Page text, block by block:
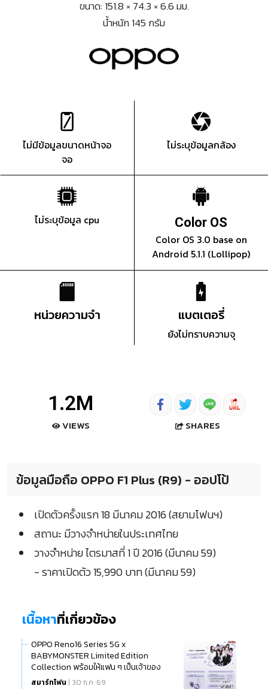
ขนาด: 151.8 × 74.3 × 6.6 มม.
น้ำหนัก 145 กรัม
ไม่มีข้อมูลขนาดหน้าจอ
จอ
ไม่ระบุข้อมูลกล้อง
ไม่ระบุข้อมูล cpu Color OS
Color OS 3.0 base on
Android 5.1.1 (Lollipop)
หน่วยความจำ แบตเตอรี่
ยังไม่ทราบความจุ
1.2M
VIEWS SHARES
ข้อมูลมือถือ OPPO F1 Plus (R9) - ออปโป้
เปิดตัวครั้งแรก 18 มีนาคม 2016 (สยามโฟนฯ)
สถานะ มีวางจำหน่ายในประเทศไทย
วางจำหน่าย ไตรมาสที่ 1 ปี 2016 (มีนาคม 59)
- ราคาเปิดตัว 15,990 บาท (มีนาคม 59)
เนื้อหาที่เกี่ยวข้อง
OPPO Reno16 Series 5G x
BABYMONSTER Limited Edition
Collection พร้อมให้แฟน ๆ เป็นเจ้าของ
แล้ว
สมาร์ทโฟน | 30 ก.ค. 69